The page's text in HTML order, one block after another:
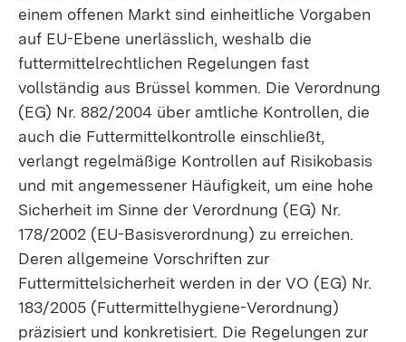
einem offenen Markt sind einheitliche Vorgaben
auf EU-Ebene unerlässlich, weshalb die
futtermittelrechtlichen Regelungen fast
vollständig aus Brüssel kommen. Die Verordnung
(EG) Nr. 882/2004 über amtliche Kontrollen, die
auch die Futtermittelkontrolle einschließt,
verlangt regelmäßige Kontrollen auf Risikobasis
und mit angemessener Häufigkeit, um eine hohe
Sicherheit im Sinne der Verordnung (EG) Nr.
178/2002 (EU-Basisverordnung) zu erreichen.
Deren allgemeine Vorschriften zur
Futtermittelsicherheit werden in der VO (EG) Nr.
183/2005 (Futtermittelhygiene-Verordnung)
präzisiert und konkretisiert. Die Regelungen zur